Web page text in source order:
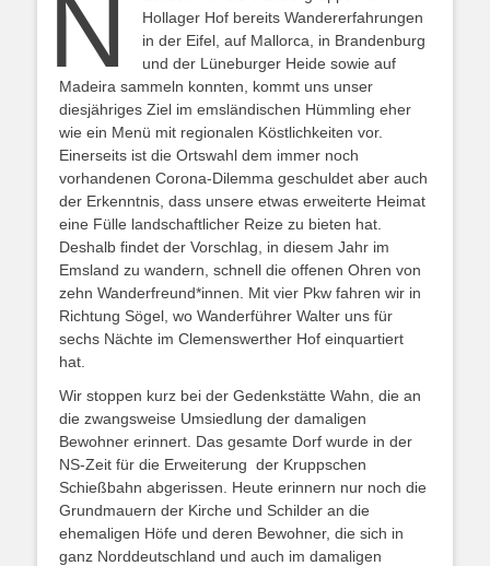
N
Hollager Hof bereits Wandererfahrungen
in der Eifel, auf Mallorca, in Brandenburg
und der Lüneburger Heide sowie auf
Madeira sammeln konnten, kommt uns unser
diesjähriges Ziel im emsländischen Hümmling eher
wie ein Menü mit regionalen Köstlichkeiten vor.
Einerseits ist die Ortswahl dem immer noch
vorhandenen Corona-Dilemma geschuldet aber auch
der Erkenntnis, dass unsere etwas erweiterte Heimat
eine Fülle landschaftlicher Reize zu bieten hat.
Deshalb findet der Vorschlag, in diesem Jahr im
Emsland zu wandern, schnell die offenen Ohren von
zehn Wanderfreund*innen. Mit vier Pkw fahren wir in
Richtung Sögel, wo Wanderführer Walter uns für
sechs Nächte im Clemenswerther Hof einquartiert
hat.
Wir stoppen kurz bei der Gedenkstätte Wahn, die an
die zwangsweise Umsiedlung der damaligen
Bewohner erinnert. Das gesamte Dorf wurde in der
NS-Zeit für die Erweiterung der Kruppschen
Schießbahn abgerissen. Heute erinnern nur noch die
Grundmauern der Kirche und Schilder an die
ehemaligen Höfe und deren Bewohner, die sich in
ganz Norddeutschland und auch im damaligen